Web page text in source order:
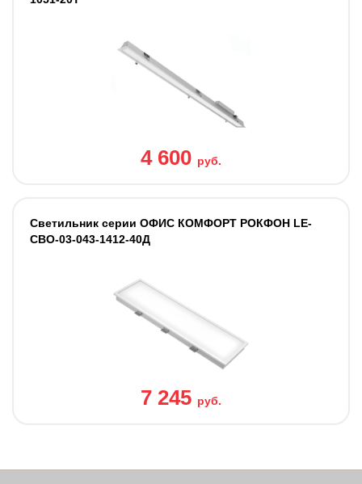
4 600 руб.
Светильник серии ОФИС КОМФОРТ РОКФОН LE-
СВО-03-043-1412-40Д
7 245 руб.